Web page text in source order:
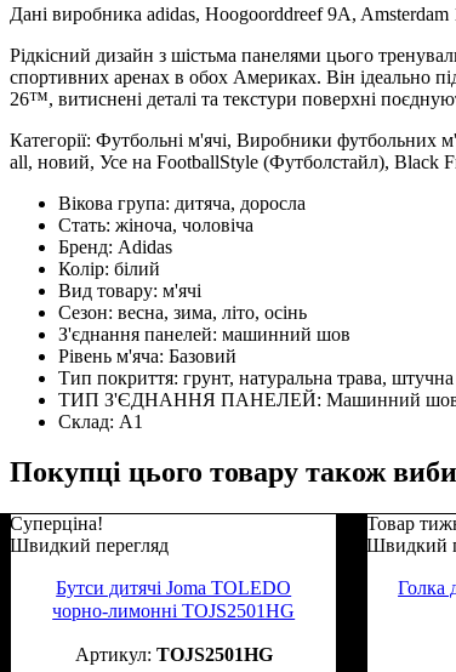
Дані виробника adidas, Hoogoorddreef 9A,
Рідкісний дизайн з шістьма панелями цього
спортивних аренах в обох Америках. Він ідеально
26™, витиснені деталі та текстури поверхні
Категорії: Футбольні м'ячі, Виробники футбольних
all, новий, Усе на FootballStyle (Футболстайл), Black
Вікова група: дитяча, доросла
Стать: жіноча, чоловіча
Бренд: Adidas
Колір: білий
Вид товару: м'ячі
Сезон: весна, зима, літо, осінь
З'єднання панелей: машинний шов
Рівень м'яча: Базовий
Тип покриття: грунт, натуральна трава, штучна
ТИП З'ЄДНАННЯ ПАНЕЛЕЙ: Машинний
Склад: А1
Покупці цього товару також
Суперціна!
Швидкий перегляд
Бутси дитячі Joma TOLEDO
чорно-лимонні TOJS2501HG
TOJS2501HG
Товар
Швидкий
Голка